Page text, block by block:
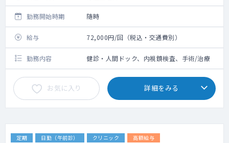
勤務開始時期 随時
給与 72,000円/回（税込・交通費別）
勤務内容 健診・人間ドック、内視鏡検査、手術/治療
お気に入り 詳細をみる
定期 日勤（午前診） クリニック
高額給与